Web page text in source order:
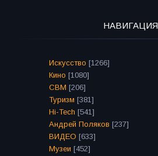
НАВИГАЦИЯ
Искусство [1266]
Кино [1080]
СВМ [206]
Туризм [381]
Hi-Tech [541]
Андрей Поляков [237]
ВИДЕО [633]
Музеи [452]